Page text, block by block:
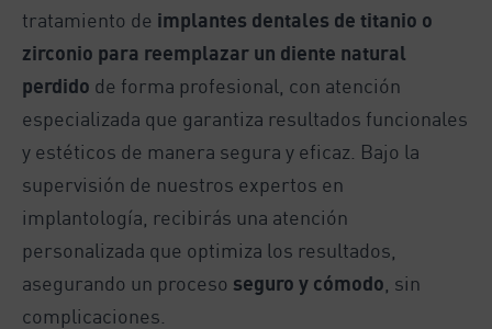
tratamiento de implantes dentales de titanio o
zirconio para reemplazar un diente natural
perdido de forma profesional, con atención
especializada que garantiza resultados funcionales
y estéticos de manera segura y eficaz. Bajo la
supervisión de nuestros expertos en
implantología, recibirás una atención
personalizada que optimiza los resultados,
asegurando un proceso seguro y cómodo , sin
complicaciones.